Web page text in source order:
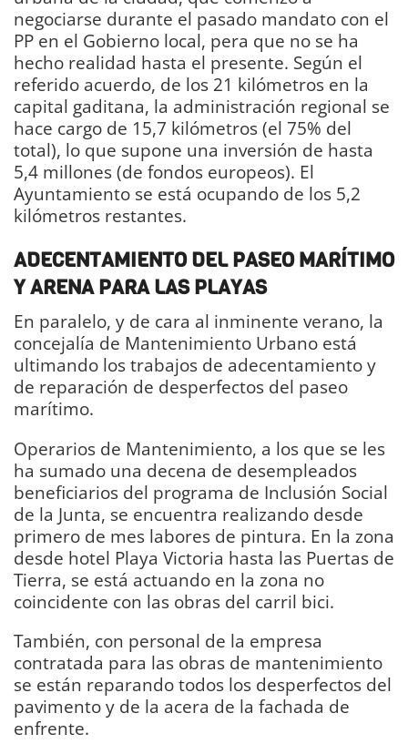
negociarse durante el pasado mandato con el
PP en el Gobierno local, pera que no se ha
hecho realidad hasta el presente. Según el
referido acuerdo, de los 21 kilómetros en la
capital gaditana, la administración regional se
hace cargo de 15,7 kilómetros (el 75% del
total), lo que supone una inversión de hasta
5,4 millones (de fondos europeos). El
Ayuntamiento se está ocupando de los 5,2
kilómetros restantes.
ADECENTAMIENTO DEL PASEO MARÍTIMO
Y ARENA PARA LAS PLAYAS
En paralelo, y de cara al inminente verano, la
concejalía de Mantenimiento Urbano está
ultimando los trabajos de adecentamiento y
de reparación de desperfectos del paseo
marítimo.
Operarios de Mantenimiento, a los que se les
ha sumado una decena de desempleados
beneficiarios del programa de Inclusión Social
de la Junta, se encuentra realizando desde
primero de mes labores de pintura. En la zona
desde hotel Playa Victoria hasta las Puertas de
Tierra, se está actuando en la zona no
coincidente con las obras del carril bici.
También, con personal de la empresa
contratada para las obras de mantenimiento
se están reparando todos los desperfectos del
pavimento y de la acera de la fachada de
enfrente.